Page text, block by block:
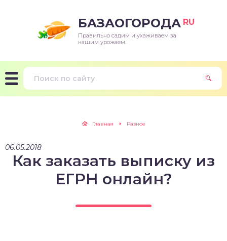
БАЗАОГОРОДА RU
Правильно садим и ухаживаем за
нашим урожаем.
Главная Разное
06.05.2018
Как заказать выписку из
ЕГРН онлайн?